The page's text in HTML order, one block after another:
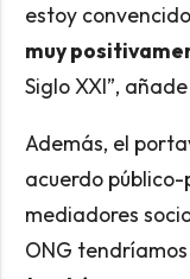
estoy
muy
Siglo XXI”,
Además, el
acuerdo
mediadores
ONG